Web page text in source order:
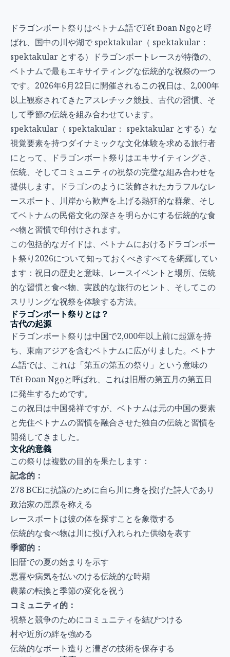
ドラゴンボート祭りはベトナム語でTết Đoan Ngọと呼
ばれ、国中の川や湖で spektakular（ spektakular：
spektakular とする）ドラゴンボートレースが特徴の、
ベトナムで最もエキサイティングな伝統的な祝祭の一つ
です。2026年6月22日に開催されるこの祝日は、2,000年
以上観察されてきたアスレチック競技、古代の習慣、そ
して季節の伝統を組み合わせています。
spektakular（ spektakular： spektakular とする）な
視覚要素を持つダイナミックな文化体験を求める旅行者
にとって、ドラゴンボート祭りはエキサイティングさ、
伝統、そしてコミュニティの祝祭の完璧な組み合わせを
提供します。ドラゴンのように装飾されたカラフルなレ
ースボート、川岸から歓声を上げる熱狂的な群衆、そし
てベトナムの民俗文化の深さを明らかにする伝統的な食
べ物と習慣で印付けされます。
この包括的なガイドは、ベトナムにおけるドラゴンボー
ト祭り2026について知っておくべきすべてを網羅してい
ます：祝日の歴史と意味、レースイベントと場所、伝統
的な習慣と食べ物、実践的な旅行のヒント、そしてこの
スリリングな祝祭を体験する方法。
ドラゴンボート祭りとは？
古代の起源
ドラゴンボート祭りは中国で2,000年以上前に起源を持
ち、東南アジアを含むベトナムに広がりました。ベトナ
ム語では、これは「第五の第五の祭り」という意味の
Tết Đoan Ngọと呼ばれ、これは旧暦の第五月の第五日
に発生するためです。
この祝日は中国発祥ですが、ベトナムは元の中国の要素
と先住ベトナムの習慣を融合させた独自の伝統と習慣を
開発してきました。
文化的意義
この祭りは複数の目的を果たします：
記念的：
278 BCEに抗議のために自ら川に身を投げた詩人であり
政治家の屈原を称える
レースボートは彼の体を探すことを象徴する
伝統的な食べ物は川に投げ入れられた供物を表す
季節的：
旧暦での夏の始まりを示す
悪霊や病気を払いのける伝統的な時期
農業の転換と季節の変化を祝う
コミュニティ的：
祝祭と競争のためにコミュニティを結びつける
村や近所の絆を強める
伝統的なボート造りと漕ぎの技術を保存する